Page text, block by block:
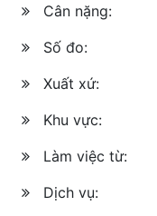
Cân nặng:
Số đo:
Xuất xứ:
Khu vực:
Làm việc từ:
Dịch vụ: